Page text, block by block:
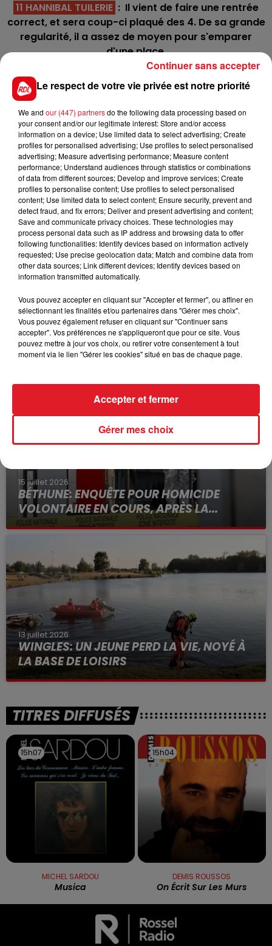
11 HANNIBAL TUILERIE : Il vient de faire une rentrée
correct, et sera coup-ci plaqué des 4. De sa grande
regularité, il a assez de moyen pour s'emparer
d'une place.
: Elle alterne les deux disciplines
(participation au Cornulier) et les distances. En se
retrouvant bien placée derrière la voiture, elle sera
vue pour un accessit.
1 HURELLA: Un peu de mal à la cernée, car c'est
souvent elle qui décide. Le changement de
discipline lui fait souvent le plus grand bien, c'est ce
qui sera le cas aujourd'hui.
********
En direct des pistes :
Enghien (R1) : 304 LOVE ME DO - 915 JALDO D'OCQUES
Les notes du Croisé-Laroche :
Enghien (R1) : 802 HELLA DE JANA
Wolvega (R2) : 201 JETLAGHOPE
FIL D'ACTUS
15 juillet 2026
BÉTHUNE: ENQUÊTE POUR HOMICIDE
VOLONTAIRE EN COURS, APRÈS LA...
Selon les premiers éléments, le logement servait
13 juillet 2026
WINGLES: UN JEUNE PERD LA VIE, NOYÉ À
LA BASE DE LOISIRS
La victime a coulé à pic
TITRES DIFFUSÉS
15h07
15h07
MICHEL SARDOU
Musica
15h04
15h04
DEMIS ROUSSOS
On Écrit Sur Les Murs
Le respect de votre vie privée est notre priorité
We and our (447) partnersdo the following data processing based on
your consent and/or our legitimate interest: Store and/or access
information on a device; Use limited data to select advertising; Create
profiles for personalised advertising; Use profiles to select personalised
advertising; Measure advertising performance; Measure content
performance; Understand audiences through statistics or combinations
of data from different sources; Develop and improve services; Create
profiles to personalise content; Use profiles to select personalised
content; Use limited data to select content; Ensure security, prevent and
detect fraud, and fix errors; Deliver and present advertising and content;
Save and communicate privacy choices. These technologies may
process personal data such as IP address and browsing data to offer
following functionalities: Identify devices based on information actively
requested; Use precise geolocation data; Match and combine data from
other data sources; Link different devices; Identify devices based on
information transmitted automatically.
Vous pouvez accepter en cliquant sur "Accepter et fermer", ou affiner en
sélectionnant les finalités et/ou partenaires dans "Gérer mes choix".
Vous pouvez également refuser en cliquant sur "Continuer sans
accepter". Vos préférences ne s'appliqueront que pour ce site. Vous
pouvez mettre à jour vos choix, ou retirer votre consentement à tout
moment via le lien "Gérer les cookies" situé en bas de chaque page.
Gérer mes choix
Accepter et fermer
Continuer sans accepter